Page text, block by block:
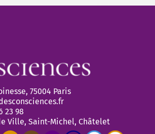
75004 Paris
23 98
Ville, Saint-Michel, Châtelet